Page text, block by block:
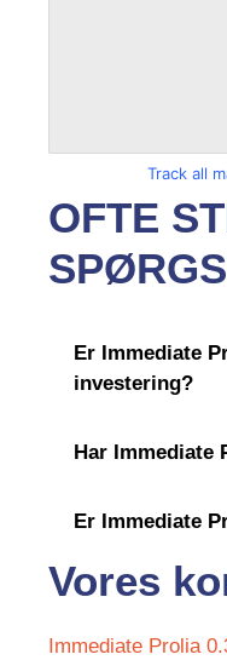
Track all
OFTE
Er Immediate
investering?
Har Immediate
Er Immediate
Vores
Immediate Prolia